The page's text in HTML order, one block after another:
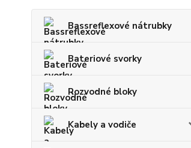
Bassreflexové nátrubky
Bateriové svorky
Rozvodné bloky
Kabely a vodiče